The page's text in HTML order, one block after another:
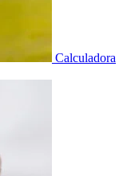
Calculadora